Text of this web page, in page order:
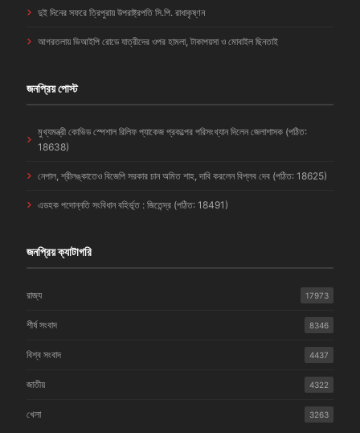
দুই দিনের সফরে ত্রিপুরায় উপরাষ্ট্রপতি সি.পি. রাধাকৃষ্ণন
আগরতলায় ভিআইপি রোডে যাত্রীদের ওপর হামলা, টাকাপয়সা ও মোবাইল ছিনতাই
জনপ্রিয় পোস্ট
মুখ্যমন্ত্রী কোভিড স্পেশাল রিলিফ প্যাকেজ প্রকল্পের পরিসংখ্যান দিলেন জেলাশাসক (পঠিত:
18638)
নেপাল, শ্রীলঙ্কাতেও বিজেপি সরকার চান অমিত শাহ, দাবি করলেন বিপ্লব দেব (পঠিত: 18625)
এডহক পদোন্নতি সংবিধান বহির্ভূত : জিতেন্দ্র (পঠিত: 18491)
জনপ্রিয় ক্যাটাগরি
রাজ্য 17973
শীর্ষ সংবাদ 8346
বিশ্ব সংবাদ 4437
জাতীয় 4322
খেলা 3263